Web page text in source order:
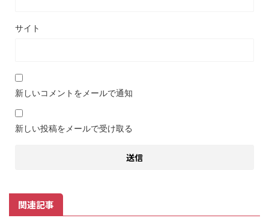
サイト
新しいコメントをメールで通知
新しい投稿をメールで受け取る
関連記事